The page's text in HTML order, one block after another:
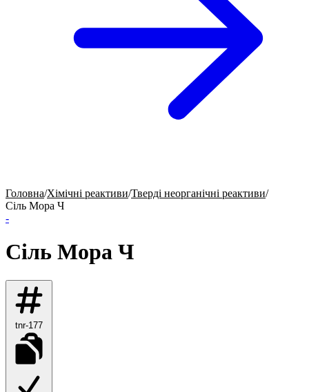
Головна/Хімічні реактиви/Тверді неорганічні реактиви/
Сіль Мора Ч
-
Сіль Мора Ч
tnr-177